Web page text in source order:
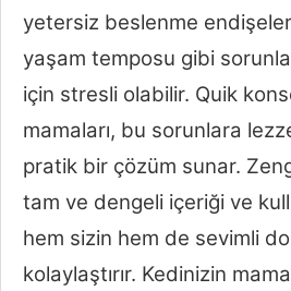
yetersiz beslenme
yaşam temposu gibi
için stresli olabilir. Quik
mamaları, bu sorunlara
pratik bir çözüm sunar.
tam ve dengeli içeriği ve
hem sizin hem de sevimli
kolaylaştırır. Kedinizin